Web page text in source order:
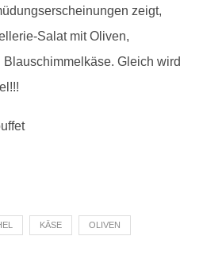
zeigt,
Salat mit Oliven,
Gleich wird
KÄSE OLIVEN